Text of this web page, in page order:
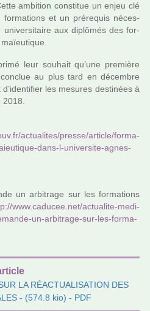
ambi­tion cons­ti­tue un enjeu clé
for­ma­tions et un pré­re­quis néces­
aux diplô­més des for­
leur sou­hait qu’une pre­mière
au plus tard en décem­bre
les mesu­res des­ti­nées à
actua­li­tes/presse/arti­cle/for­ma­
dans-l-uni­ver­site-agnes-
un arbi­trage sur les for­ma­tions
www.cadu­cee.net/actua­lite-medi­
un-arbi­trage-sur-les-for­ma­
LA RÉACTUALISATION DES
- (574.8 kio) - PDF